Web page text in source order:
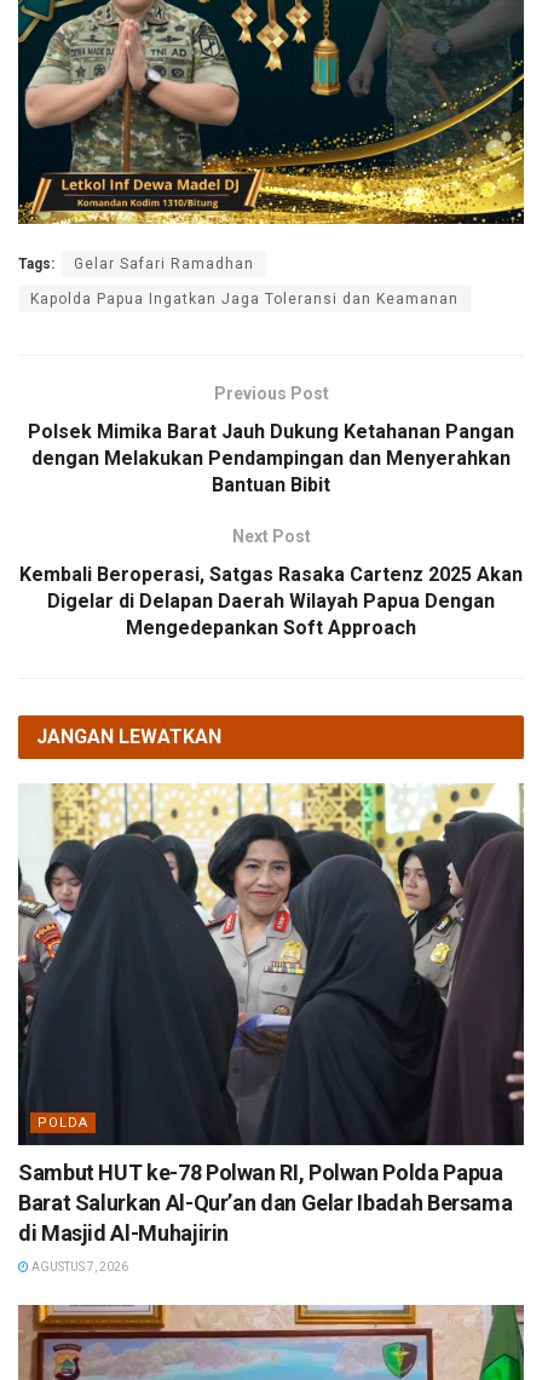
Tags: Gelar Safari Ramadhan
Kapolda Papua Ingatkan Jaga Toleransi dan Keamanan
Previous Post
Polsek Mimika Barat Jauh Dukung Ketahanan Pangan
dengan Melakukan Pendampingan dan Menyerahkan
Bantuan Bibit
Next Post
Kembali Beroperasi, Satgas Rasaka Cartenz 2025 Akan
Digelar di Delapan Daerah Wilayah Papua Dengan
Mengedepankan Soft Approach
JANGAN LEWATKAN
POLDA
Sambut HUT ke-78 Polwan RI, Polwan Polda Papua
Barat Salurkan Al-Qur’an dan Gelar Ibadah Bersama
di Masjid Al-Muhajirin
AGUSTUS 7, 2026